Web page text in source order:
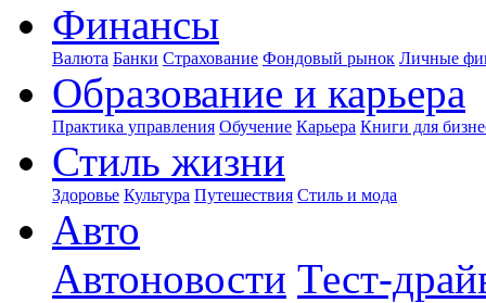
Финансы
Валюта Банки Страхование Фондовый рынок Личные
Образование и карьера
Практика управления Обучение Карьера Книги для
Стиль жизни
Здоровье Культура Путешествия Стиль и мода
Авто
Автоновости Тест-